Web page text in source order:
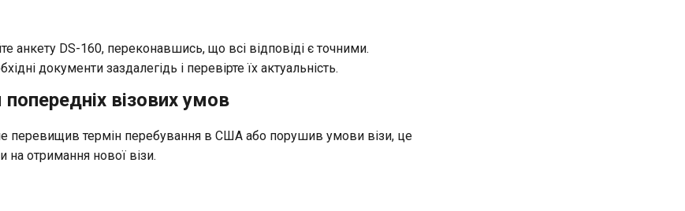
анкету DS-160, переконавшись, що всі відповіді є точними.
документи заздалегідь і перевірте їх актуальність.
візових умов
перевищив термін перебування в США або порушив умови візи, це
на отримання нової візи.